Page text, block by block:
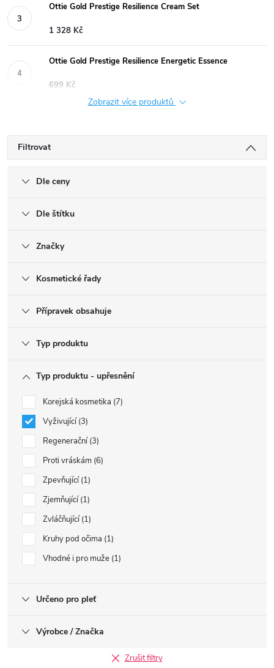
Ottie Gold Prestige Resilience Cream Set
1 328 Kč
Ottie Gold Prestige Resilience Energetic Essence
699 Kč
Zobrazit více produktů
Filtrovat
Dle ceny
Dle štítku
Značky
Kosmetické řady
Přípravek obsahuje
Typ produktu
Typ produktu - upřesnění
Korejská kosmetika 7
Vyživující 3
Regenerační 3
Proti vráskám 6
Zpevňující 1
Zjemňující 1
Zvláčňující 1
Kruhy pod očima 1
Vhodné i pro muže 1
Určeno pro pleť
Výrobce / Značka
Zrušit filtry